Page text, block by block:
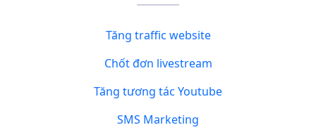
Tăng traffic website
Chốt đơn livestream
Tăng tương tác Youtube
SMS Marketing